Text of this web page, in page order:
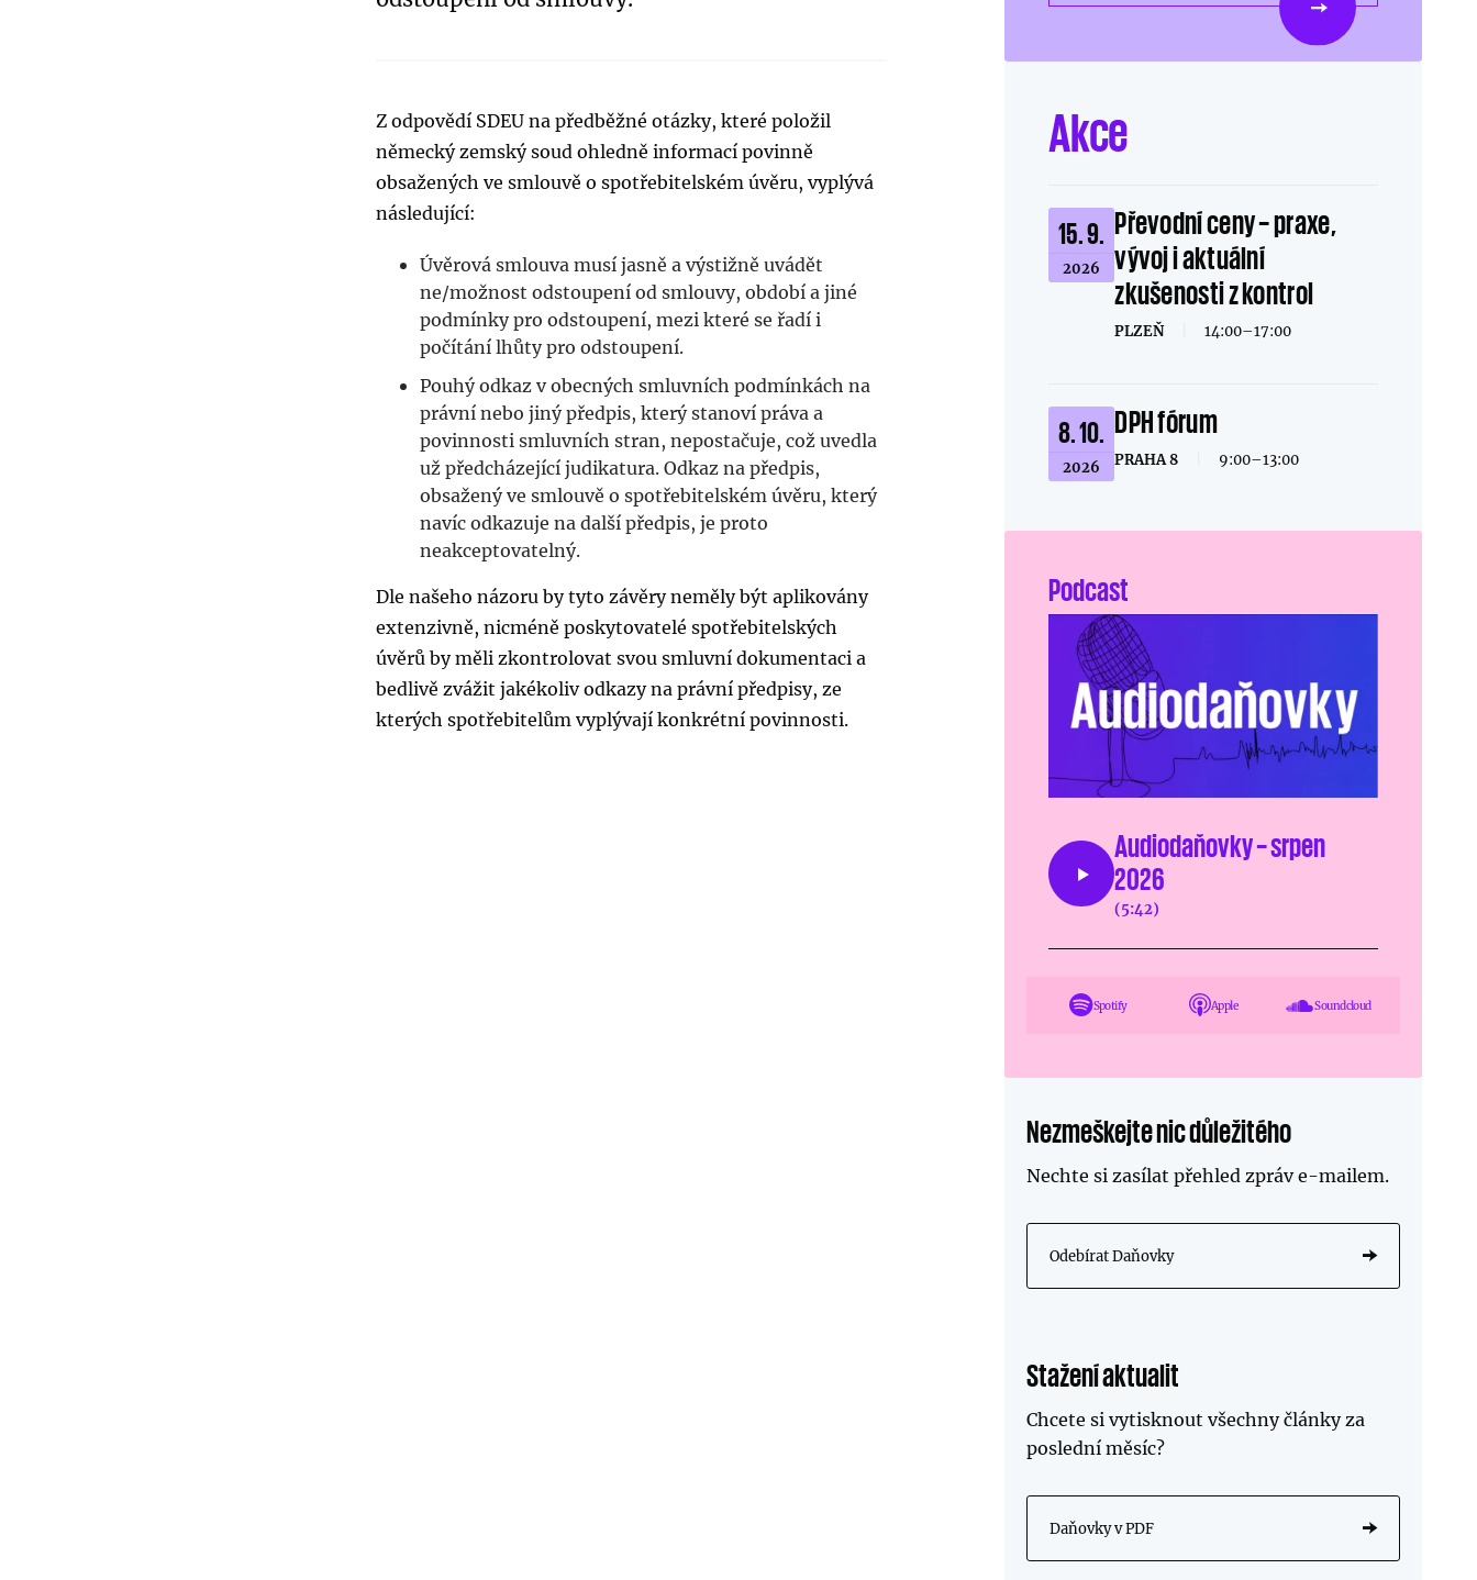
Z odpovědí SDEU na předběžné otázky, které položil
německý zemský soud ohledně informací povinně
obsažených ve smlouvě o spotřebitelském úvěru, vyplývá
následující:
Úvěrová smlouva musí jasně a výstižně uvádět
ne/možnost odstoupení od smlouvy, období a jiné
podmínky pro odstoupení, mezi které se řadí i
počítání lhůty pro odstoupení.
Pouhý odkaz v obecných smluvních podmínkách na
právní nebo jiný předpis, který stanoví práva a
povinnosti smluvních stran, nepostačuje, což uvedla
už předcházející judikatura. Odkaz na předpis,
obsažený ve smlouvě o spotřebitelském úvěru, který
navíc odkazuje na další předpis, je proto
neakceptovatelný.
Dle našeho názoru by tyto závěry neměly být aplikovány
extenzivně, nicméně poskytovatelé spotřebitelských
úvěrů by měli zkontrolovat svou smluvní dokumentaci a
bedlivě zvážit jakékoliv odkazy na právní předpisy, ze
kterých spotřebitelům vyplývají konkrétní povinnosti.
Akce
15. 9.
2026
Převodní ceny – praxe,
vývoj i aktuální
zkušenosti z kontrol
PLZEŇ 14:00–17:00
8. 10.
2026
DPH fórum
PRAHA 8 9:00–13:00
Podcast
Audiodaňovky – srpen
2026
(5:42)
Spotify Apple Soundcloud
Nezmeškejte nic důležitého
Nechte si zasílat přehled zpráve-mailem.
Odebírat Daňovky
Stažení aktualit
Chcete si vytisknout všechny články za
poslední měsíc?
Daňovky v PDF